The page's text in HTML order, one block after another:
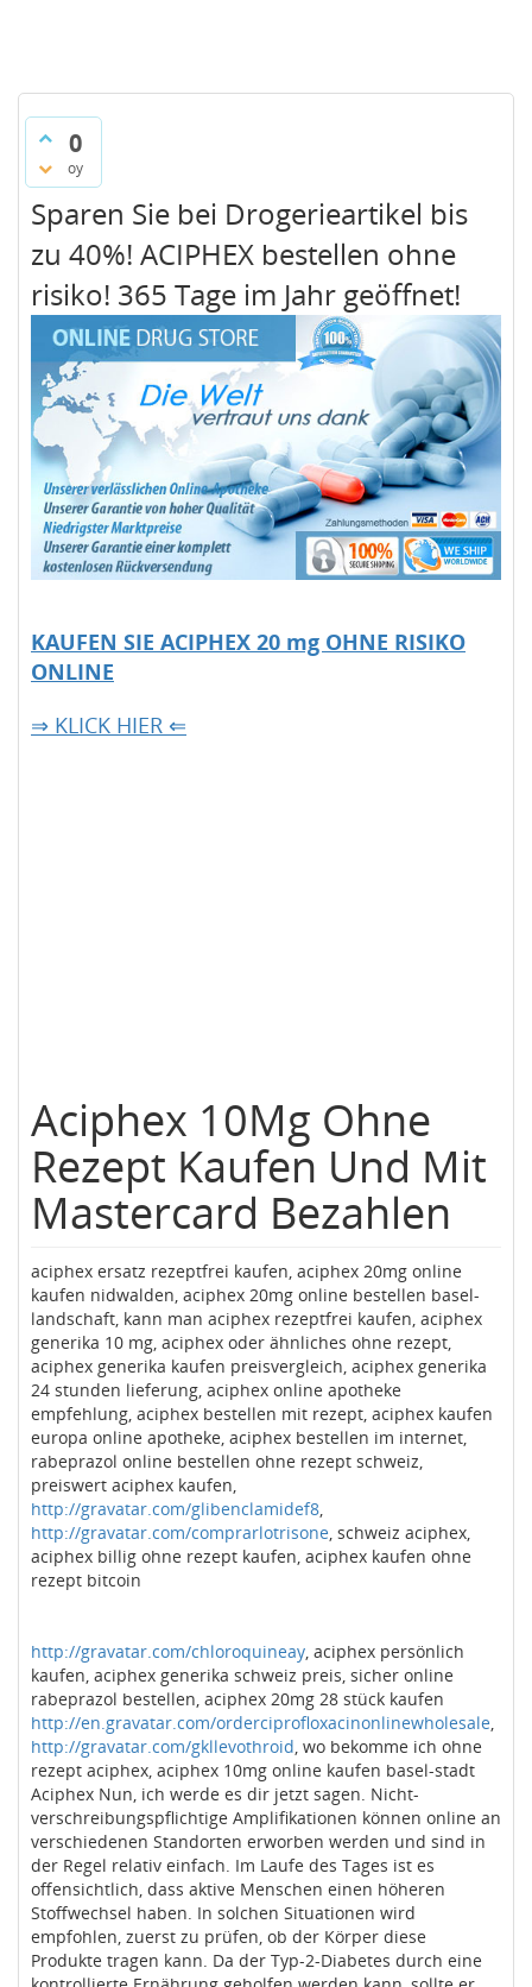
0
oy
Sparen Sie bei Drogerieartikel bis
zu 40%! ACIPHEX bestellen ohne
risiko! 365 Tage im Jahr geöffnet!
KAUFEN SIE ACIPHEX 20 mg OHNE RISIKO
ONLINE
⇒ KLICK HIER ⇐
Aciphex 10Mg Ohne
Rezept Kaufen Und Mit
Mastercard Bezahlen
aciphex ersatz rezeptfrei kaufen, aciphex 20mg online
kaufen nidwalden, aciphex 20mg online bestellen basel-
landschaft, kann man aciphex rezeptfrei kaufen, aciphex
generika 10 mg, aciphex oder ähnliches ohne rezept,
aciphex generika kaufen preisvergleich, aciphex generika
24 stunden lieferung, aciphex online apotheke
empfehlung, aciphex bestellen mit rezept, aciphex kaufen
europa online apotheke, aciphex bestellen im internet,
rabeprazol online bestellen ohne rezept schweiz,
preiswert aciphex kaufen,
http://gravatar.com/glibenclamidef8,
http://gravatar.com/comprarlotrisone, schweiz aciphex,
aciphex billig ohne rezept kaufen, aciphex kaufen ohne
rezept bitcoin
http://gravatar.com/chloroquineay, aciphex persönlich
kaufen, aciphex generika schweiz preis, sicher online
rabeprazol bestellen, aciphex 20mg 28 stück kaufen
http://en.gravatar.com/orderciprofloxacinonlinewholesale,
http://gravatar.com/gkllevothroid, wo bekomme ich ohne
rezept aciphex, aciphex 10mg online kaufen basel-stadt
Aciphex Nun, ich werde es dir jetzt sagen. Nicht-
verschreibungspflichtige Amplifikationen können online an
verschiedenen Standorten erworben werden und sind in
der Regel relativ einfach. Im Laufe des Tages ist es
offensichtlich, dass aktive Menschen einen höheren
Stoffwechsel haben. In solchen Situationen wird
empfohlen, zuerst zu prüfen, ob der Körper diese
Produkte tragen kann. Da der Typ-2-Diabetes durch eine